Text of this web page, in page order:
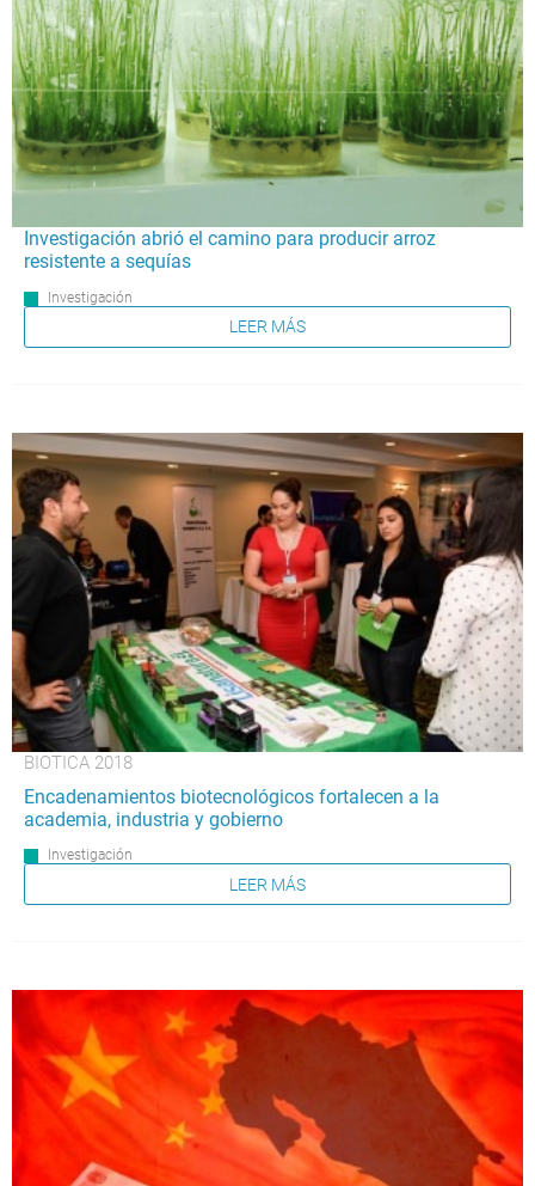
Investigación abrió el camino para producir arroz
resistente a sequías
Investigación
LEER MÁS
BIOTICA 2018
Encadenamientos biotecnológicos fortalecen a la
academia, industria y gobierno
Investigación
LEER MÁS